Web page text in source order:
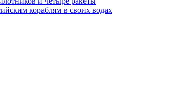
кораблям в своих водах